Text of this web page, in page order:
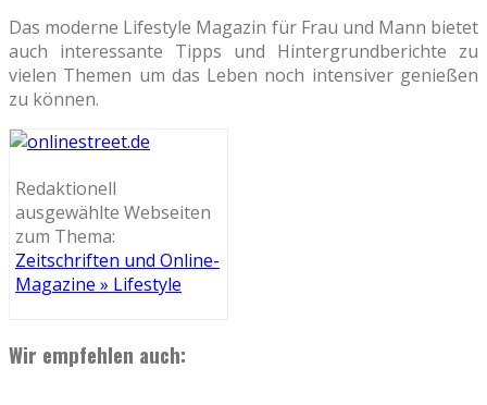
Das moderne Lifestyle Magazin für Frau und Mann bietet
auch interessante Tipps und Hintergrundberichte zu
vielen Themen um das Leben noch intensiver genießen
zu können.
Redaktionell
ausgewählte Webseiten
zum Thema:
Zeitschriften und Online-
Magazine » Lifestyle
Wir empfehlen auch: